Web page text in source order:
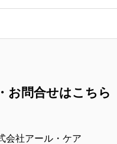
お問合せはこちら
会社アール・ケア